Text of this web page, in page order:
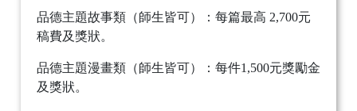
品德主題故事類（師生皆可）：每篇最高 2,700元
稿費及獎狀。
品德主題漫畫類（師生皆可）：每件1,500元獎勵金
及獎狀。